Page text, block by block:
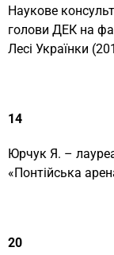
Наукове
голови ДЕК на
Лесі Українки
14
Юрчук Я. –
«Понтійська
20